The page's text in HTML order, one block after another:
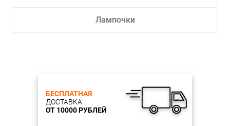
Лампочки
БЕСПЛАТНАЯ
ДОСТАВКА
ОТ 10000 РУБЛЕЙ